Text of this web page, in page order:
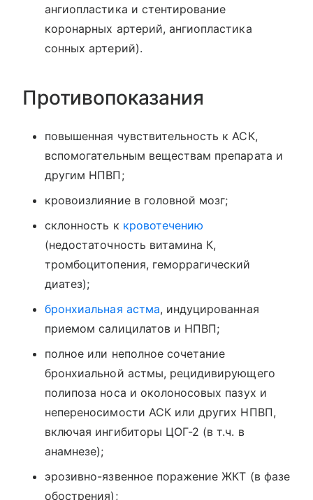
ангиопластика и стентирование
коронарных артерий, ангиопластика
сонных артерий).
Противопоказания
повышенная чувствительность к АСК,
вспомогательным веществам препарата и
другим НПВП;
кровоизлияние в головной мозг;
склонность к кровотечению
(недостаточность витамина К,
тромбоцитопения, геморрагический
диатез);
бронхиальная астма, индуцированная
приемом салицилатов и НПВП;
полное или неполное сочетание
бронхиальной астмы, рецидивирующего
полипоза носа и околоносовых пазух и
непереносимости АСК или других НПВП,
включая ингибиторы ЦОГ-2 (в т.ч. в
анамнезе);
эрозивно-язвенное поражение ЖКТ (в фазе
обострения);